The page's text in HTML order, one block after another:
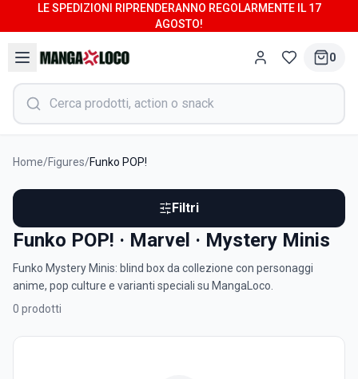
LE SPEDIZIONI RIPRENDERANNO REGOLARMENTE IL 17
AGOSTO!
0
Home/Figures/Funko POP!
Filtri
Funko POP! · Marvel · Mystery Minis
Funko Mystery Minis: blind box da collezione con personaggi
anime, pop culture e varianti speciali su MangaLoco.
0 prodotti